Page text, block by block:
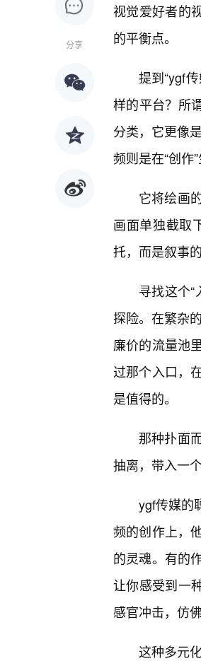
分享
视觉爱好者的
的平衡点。
提到“ygf
样的平台？所
分类，它更像
频则是在“创作”
它将绘画
画面单独截取
托，而是叙事
寻找这个
探险。在繁杂
廉价的流量池
过那个入口，
是值得的。
那种扑面
抽离，带入一
ygf传媒的
频的创作上，
的灵魂。有的
让你感受到一
感官冲击，仿
这种多元